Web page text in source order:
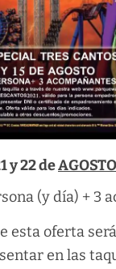
y 22 deAGOSTO
(y día) + 3
esta oferta será
en las